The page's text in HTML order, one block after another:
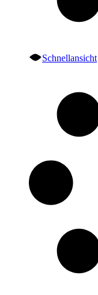
Schnellansicht